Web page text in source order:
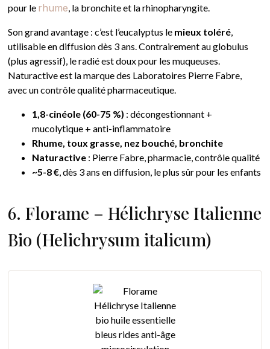
pour le rhume, la bronchite et la rhinopharyngite.
Son grand avantage : c’est l’eucalyptus le mieux toléré,
utilisable en diffusion dès 3 ans. Contrairement au globulus
(plus agressif), le radié est doux pour les muqueuses.
Naturactive est la marque des Laboratoires Pierre Fabre,
avec un contrôle qualité pharmaceutique.
1,8-cinéole (60-75 %) : décongestionnant +
mucolytique + anti-inflammatoire
Rhume, toux grasse, nez bouché, bronchite
Naturactive : Pierre Fabre, pharmacie, contrôle qualité
~5-8 €, dès 3 ans en diffusion, le plus sûr pour les enfants
6. Florame – Hélichryse Italienne
Bio (Helichrysum italicum)